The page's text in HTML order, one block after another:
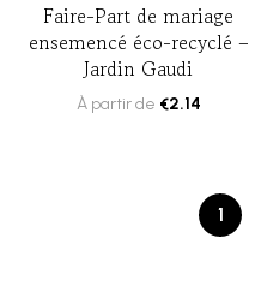
Faire-Part de mariage
ensemencé éco-recyclé –
Jardin Gaudi
À partir de €2.14
1